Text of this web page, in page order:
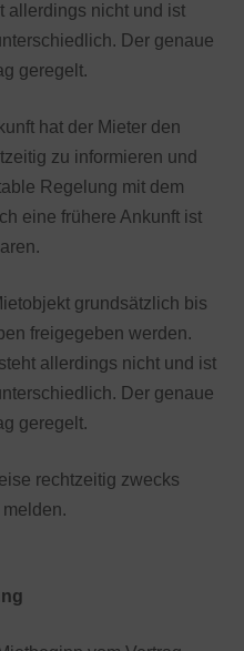
allerdings nicht und ist
Der genaue
geregelt.
hat der Mieter den
zu informieren und
Regelung mit dem
eine frühere Ankunft ist
grundsätzlich bis
freigegeben werden.
allerdings nicht und ist
Der genaue
geregelt.
rechtzeitig zwecks